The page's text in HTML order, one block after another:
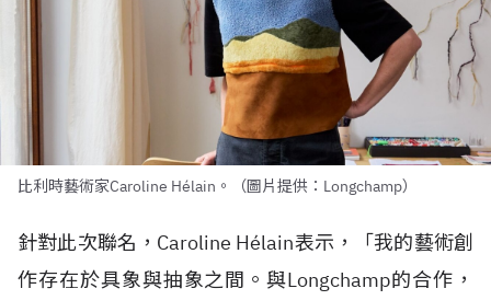
比利時藝術家Caroline Hélain。（圖片提供：Longchamp）
針對此次聯名，Caroline Hélain表示，「我的藝術創
作存在於具象與抽象之間。與Longchamp的合作，